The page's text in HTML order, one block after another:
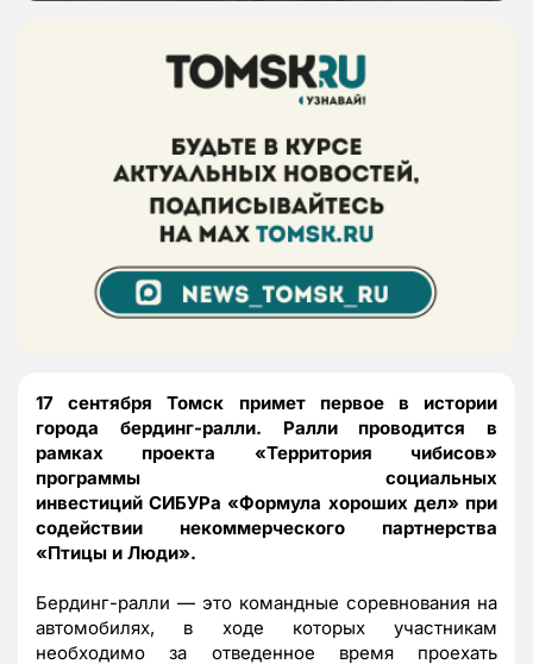
17 сентября Томск примет первое в истории
города бердинг-ралли. Ралли проводится в
рамках проекта «Территория чибисов»
программы социальных
инвестиций СИБУРа «Формула хороших дел» при
содействии некоммерческого партнерства
«Птицы и Люди».
Бердинг-ралли — это командные соревнования на
автомобилях, в ходе которых участникам
необходимо за отведенное время проехать